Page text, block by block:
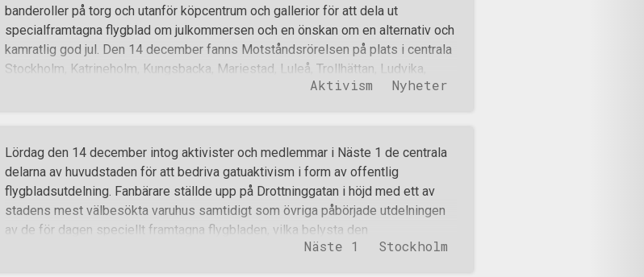
så militanta ut?Det ligger väl i betraktarens ögon. Vi är kamporganisation som
strävar efter att utgöra den starka kraft som folket kan ty sig till när samhället
raseras. Sköldar och annan skyddsutrustning har vi i defensivt syfte. Varför är ni
så våldsamma?Vi är inga pacifister
banderoller på torg och utanför köpcentrum och gallerior för att dela ut
specialframtagna flygblad om julkommersen och en önskan om en alternativ och
kamratlig god jul. Den 14 december fanns Motståndsrörelsen på plats i centrala
Stockholm, Katrineholm, Kungsbacka, Mariestad, Luleå, Trollhättan, Ludvika,
Växjö och Höör. Under dagen genomfördes det också offentliga aktioner i
stadens mest välbesökta varuhus på Drottninggatan, för att senare ta sig till
julmarknaden i Gamla stan och avsluta på Mynttorget: Därpå gick deltagarna
vidare till Mynttorget, där en skara bedrövliga kommunister hade samlats för att
profitera på den politiskt obundna rörelsen Sjukvårdsuppropet. När
nationalsocialisterna passerade dessa stämde de upp i deras uttjatade ramsor
Aktivism Nyheter
Lördag den 14 december intog aktivister och medlemmar i Näste 1 de centrala
delarna av huvudstaden för att bedriva gatuaktivism i form av offentlig
flygbladsutdelning. Fanbärare ställde upp på Drottninggatan i höjd med ett av
stadens mest välbesökta varuhus samtidigt som övriga påbörjade utdelningen
av de för dagen speciellt framtagna flygbladen, vilka belysta den
masskonsumtion som bedrivs i jultider och lyfte fram vikten av att istället ägna
Näste 1 Stockholm